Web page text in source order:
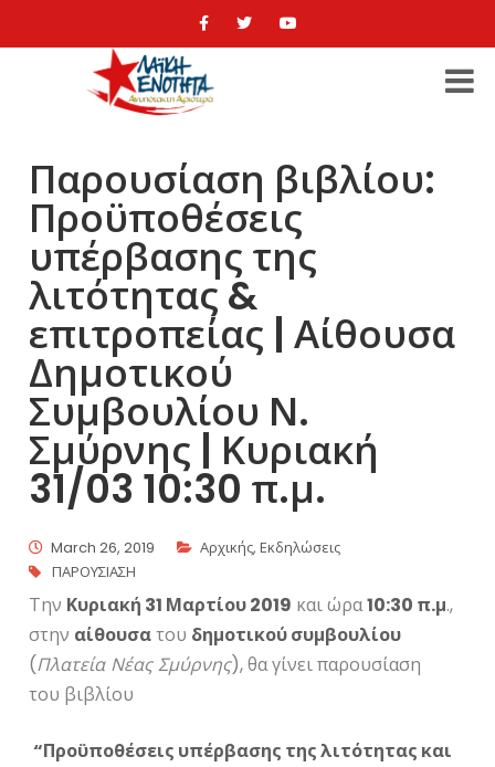
Παρουσίαση βιβλίου:
Προϋποθέσεις
υπέρβασης της
λιτότητας &
επιτροπείας | Αίθουσα
Δημοτικού
Συμβουλίου Ν.
Σμύρνης | Κυριακή
31/03 10:30 π.μ.
March 26, 2019 Αρχικής,Εκδηλώσεις
ΠΑΡΟΥΣΙΑΣΗ
Την Κυριακή 31 Μαρτίου 2019 και ώρα10:30 π.μ.,
στην αίθουσατου δημοτικού συμβουλίου
(Πλατεία Νέας Σμύρνης), θα γίνει παρουσίαση
του βιβλίου
“Προϋποθέσεις υπέρβασης της λιτότητας και